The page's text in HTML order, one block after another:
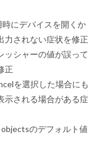
にデバイスを開くか
力されない症状を修正
ッシャーの値が誤って
正
を選択した場合にも
示される場合がある症
のデフォルト値